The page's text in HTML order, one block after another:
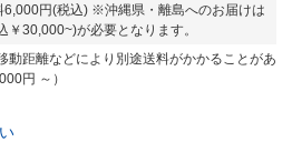
6,000円(税込) ※沖縄県・離島へのお届けは
￥30,000~)が必要となります。
動距離などにより別途送料がかかることがあ
円 ～）